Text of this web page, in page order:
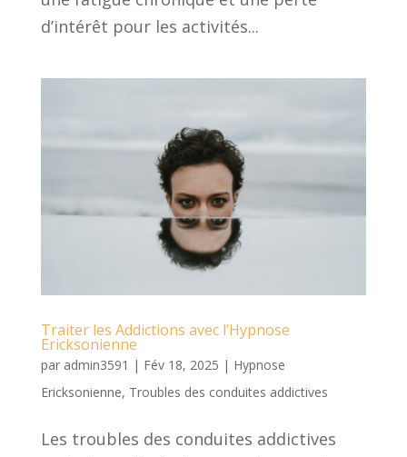
d’intérêt pour les activités...
Traiter les Addictions avec l’Hypnose
Ericksonienne
par admin3591 | Fév 18, 2025 | Hypnose
Ericksonienne, Troubles des conduites addictives
Les troubles des conduites addictives